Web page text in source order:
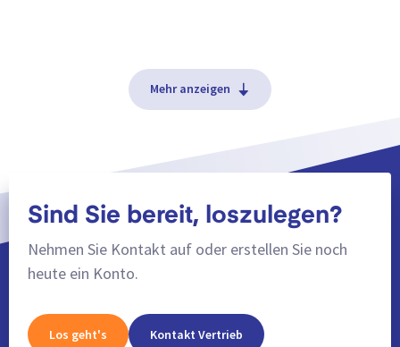
Mehr anzeigen
Sind Sie bereit, loszulegen?
Nehmen Sie Kontakt auf oder erstellen Sie noch
heute ein Konto.
Los geht's Kontakt Vertrieb